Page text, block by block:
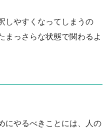
しやすくなってしまうの
まっさらな状態で関わるよ
にやるべきことには、人の